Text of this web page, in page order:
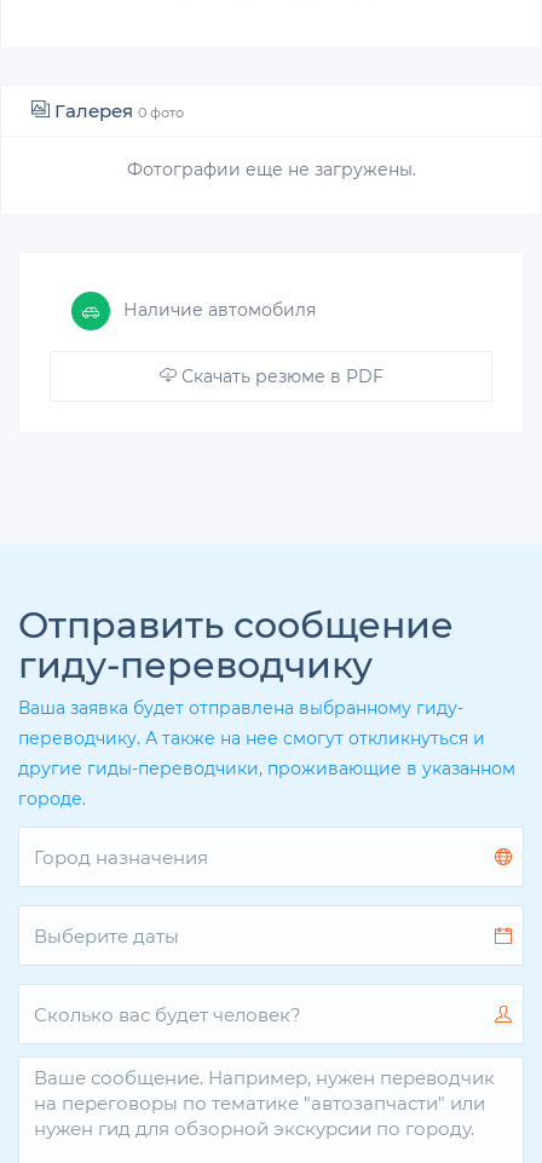
Галерея 0 фото
Фотографии еще не загружены.
Наличие автомобиля
Скачать резюме в PDF
Отправить сообщение
гиду-переводчику
Ваша заявка будет отправлена выбранному гиду-
переводчику. А также на нее смогут откликнуться и
другие гиды-переводчики, проживающие в указанном
городе.